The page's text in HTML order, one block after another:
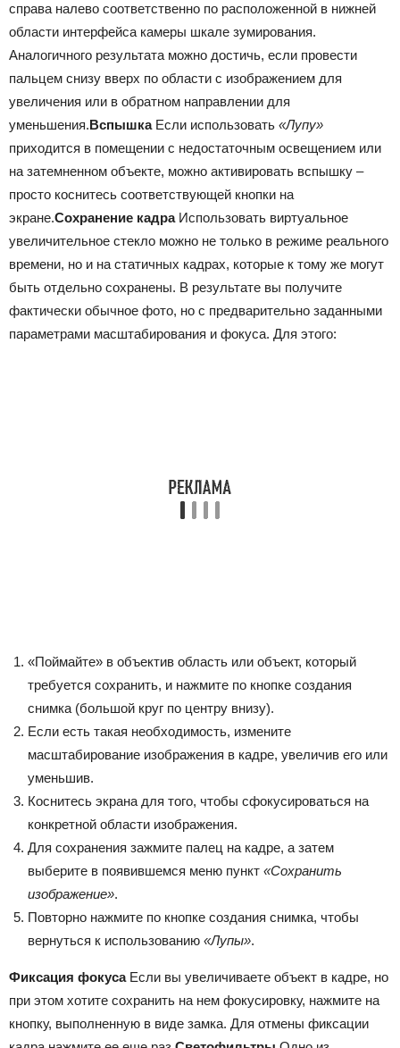
справа налево соответственно по расположенной в нижней
области интерфейса камеры шкале зумирования.
Аналогичного результата можно достичь, если провести
пальцем снизу вверх по области с изображением для
увеличения или в обратном направлении для
уменьшения.ВспышкаЕсли использовать «Лупу»
приходится в помещении с недостаточным освещением или
на затемненном объекте, можно активировать вспышку –
просто коснитесь соответствующей кнопки на
экране.Сохранение кадраИспользовать виртуальное
увеличительное стекло можно не только в режиме реального
времени, но и на статичных кадрах, которые к тому же могут
быть отдельно сохранены. В результате вы получите
фактически обычное фото, но с предварительно заданными
параметрами масштабирования и фокуса. Для этого:
«Поймайте» в объектив область или объект, который
требуется сохранить, и нажмите по кнопке создания
снимка (большой круг по центру внизу).
Если есть такая необходимость, измените
масштабирование изображения в кадре, увеличив его или
уменьшив.
Коснитесь экрана для того, чтобы сфокусироваться на
конкретной области изображения.
Для сохранения зажмите палец на кадре, а затем
выберите в появившемся меню пункт «Сохранить
изображение».
Повторно нажмите по кнопке создания снимка, чтобы
вернуться к использованию «Лупы».
Фиксация фокусаЕсли вы увеличиваете объект в кадре, но
при этом хотите сохранить на нем фокусировку, нажмите на
кнопку, выполненную в виде замка. Для отмены фиксации